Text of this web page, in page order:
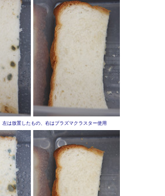
左は放置したもの、右はプラズマクラスター使用